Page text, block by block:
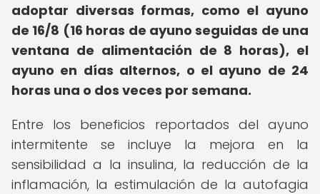
adoptar diversas formas, como el ayuno
de 16/8 (16 horas de ayuno seguidas de una
ventana de alimentación de 8 horas), el
ayuno en días alternos, o el ayuno de 24
horas una o dos veces por semana.
Entre los beneficios reportados del ayuno
intermitente se incluye la mejora en la
sensibilidad a la insulina, la reducción de la
inflamación, la estimulación de la autofagia